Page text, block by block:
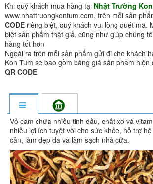
Khi quý khách mua hàng tại Nhật Trường
www.nhattruongkontum.com, trên mỗi sản
CODE riêng biệt, quý khách vui lòng quét mã.
biệt sản phẩm thật giả, cũng như giúp chúng
hàng tốt hơn
Ngoài ra trên mỗi sản phẩm gửi đi cho khách
Kon Tum sẽ bao gồm bảng giá sản phẩm hiện
QR CODE
Vỏ cam chứa nhiều tinh dầu, chất xơ và
nhiều lợi ích tuyệt vời cho sức khỏe, hỗ trợ
cân, làm đẹp da và làm sạch nhà cửa.